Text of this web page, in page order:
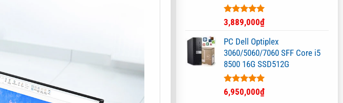
Được xếp
hạng 5.00
5 sao
3,889,000₫
PC Dell Optiplex
3060/5060/7060 SFF Core i5
8500 16G SSD512G
Được xếp
hạng 5.00
6,950,000₫